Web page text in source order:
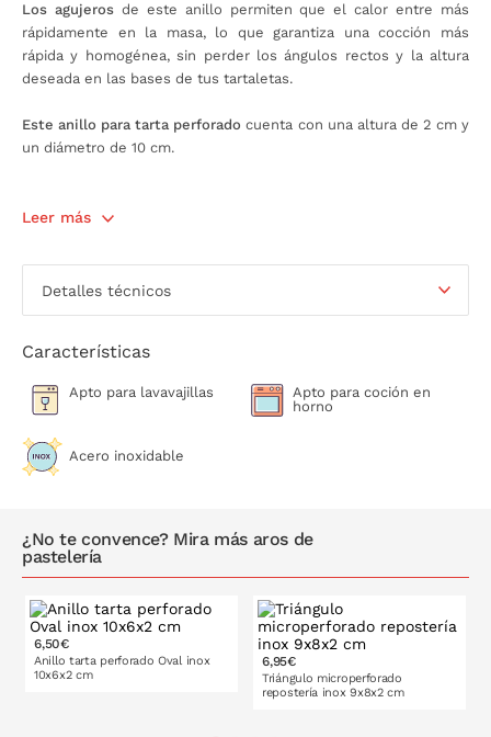
Los agujerosde este anillo permiten que el calor entre más
rápidamente en la masa, lo que garantiza una cocción más
rápida y homogénea, sin perder los ángulos rectos y la altura
deseada en las bases de tus tartaletas.
Este anillo para tarta perforado cuenta con una altura de 2 cm y
un diámetro de 10 cm.
Leer más
Detalles técnicos
Características
Apto para lavavajillas
Apto para coción en
horno
Acero inoxidable
¿No te convence? Mira más aros de
pastelería
6,50€
Anillo tarta perforado Oval inox
10x6x2 cm
6,95€
Triángulo microperforado
repostería inox 9x8x2 cm